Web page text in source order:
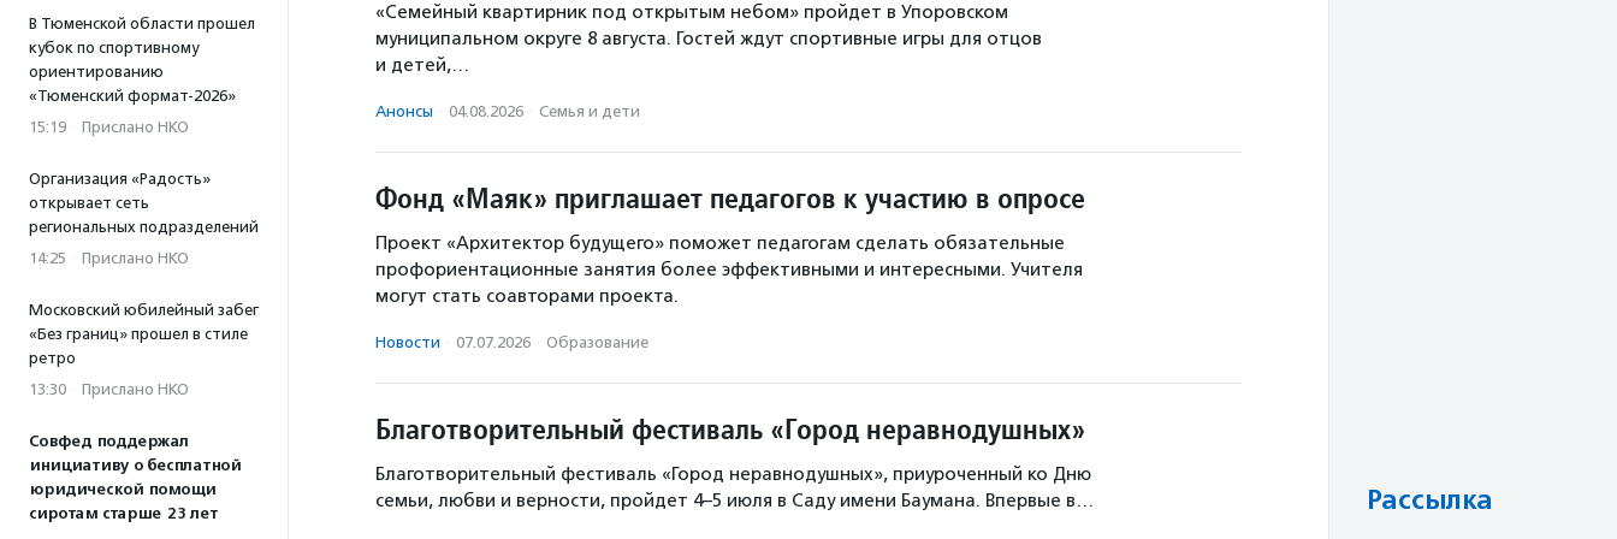
В Тюменской области прошел
кубок по спортивному
ориентированию
«Тюменский формат-2026»
15:19 · Прислано НКО
Организация «Радость»
открывает сеть
региональных подразделений
14:25 · Прислано НКО
Московский юбилейный забег
«Без границ» прошел в стиле
ретро
13:30 · Прислано НКО
Совфед поддержал
инициативу о бесплатной
юридической помощи
сиротам старше 23 лет
«Семейный квартирник под открытым небом» пройдет в Упоровском
муниципальном округе 8 августа. Гостей ждут спортивные игры для отцов
и детей,…
Анонсы · 04.08.2026 · Семья и дети
Фонд «Маяк» приглашает педагогов к участию в опросе
Проект «Архитектор будущего» поможет педагогам сделать обязательные
профориентационные занятия более эффективными и интересными. Учителя
могут стать соавторами проекта.
Новости · 07.07.2026 · Образование
Благотворительный фестиваль «Город неравнодушных»
Благотворительный фестиваль «Город неравнодушных», приуроченный ко Дню
семьи, любви и верности, пройдет 4–5 июля в Саду имени Баумана. Впервые в…
Рассылка